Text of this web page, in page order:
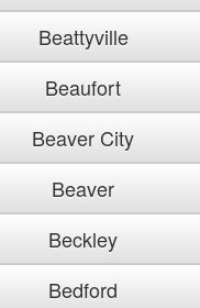
Beattyville
Beaufort
Beaver City
Beaver
Beckley
Bedford